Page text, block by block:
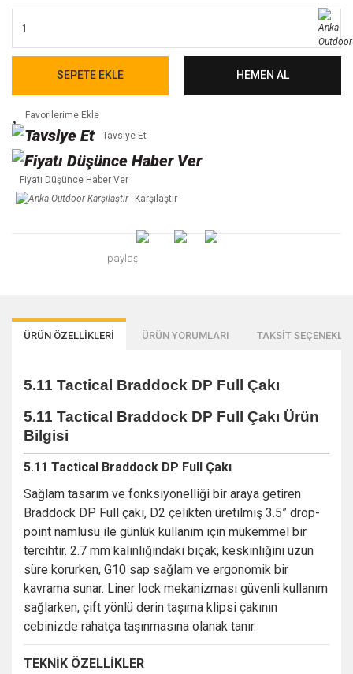
SEPETE EKLE HEMEN AL
Tavsiye Et
Fiyatı Düşünce Haber Ver
Karşılaştır
paylaş
ÜRÜN ÖZELLİKLERİ ÜRÜN YORUMLARI TAKSİT
5.11 Tactical Braddock DP Full Çakı
5.11 Tactical Braddock DP Full Çakı Ürün
Bilgisi
5.11 Tactical Braddock DP Full Çakı
Sağlam tasarım ve fonksiyonelliği bir araya getiren
Braddock DP Full çakı, D2 çelikten üretilmiş 3.5” drop-
point namlusu ile günlük kullanım için mükemmel bir
tercihtir. 2.7 mm kalınlığındaki bıçak, keskinliğini uzun
süre korurken, G10 sap sağlam ve ergonomik bir
kavrama sunar. Liner lock mekanizması güvenli kullanım
sağlarken, çift yönlü derin taşıma klipsi çakının
cebinizde rahatça taşınmasına olanak tanır.
TEKNİK ÖZELLİKLER